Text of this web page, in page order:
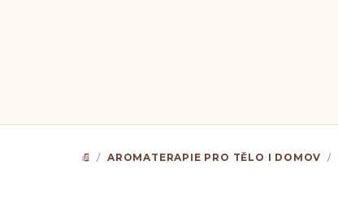
DOMŮ
/ AROMATERAPIE PRO TĚLO I DOMOV /